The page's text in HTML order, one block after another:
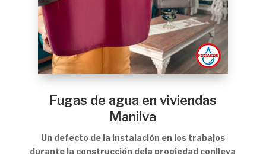
Fugas de agua en viviendas
Manilva
Un defecto de la instalación en los trabajos
durante la construcción dela propiedad conlleva